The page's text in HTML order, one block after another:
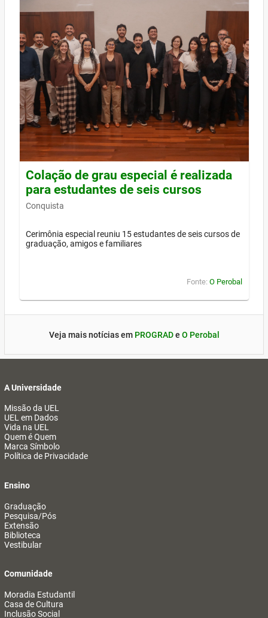
Colação de grau especial é realizada
para estudantes de seis cursos
Conquista
Cerimônia especial reuniu 15 estudantes de seis cursos de
graduação, amigos e familiares
Fonte: O Perobal
Veja mais notícias em PROGRADe O Perobal
A Universidade
Missão da UEL
UEL em Dados
Vida na UEL
Quem é Quem
Marca Símbolo
Política de Privacidade
Ensino
Graduação
Pesquisa/Pós
Extensão
Biblioteca
Vestibular
Comunidade
Moradia Estudantil
Casa de Cultura
Inclusão Social